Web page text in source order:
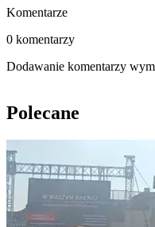
Komentarze
0 komentarzy
Dodawanie komentarzy
Polecane